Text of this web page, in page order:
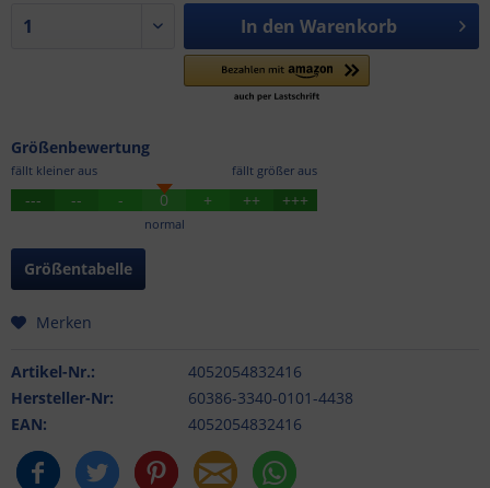
In den Warenkorb
Größenbewertung
fällt größer aus
fällt kleiner aus
--- -- - 0 + ++ +++
normal
Größentabelle
Merken
Artikel-Nr.:
4052054832416
Hersteller-Nr:
60386-3340-0101-4438
EAN:
4052054832416